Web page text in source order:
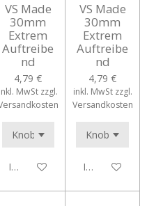
VS Made
30mm
Extrem
Auftreibe
nd
4,79 €
inkl. MwSt zzgl.
In den Warenkorb
VS Made
30mm
Extrem
Auftreibe
nd
4,79 €
inkl. MwSt zzgl.
Versandkosten
In den